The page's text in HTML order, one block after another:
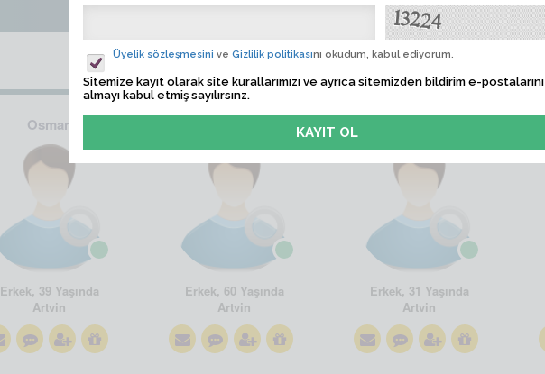
Osman
Erkek, 39 Yaşında
Artvin
Erkek, 60 Yaşında
Artvin
Erkek, 31 Yaşında
Artvin
Üyelik sözleşmesini ve Gizlilik politikasını okudum, kabul ediyorum.
Sitemize kayıt olarak site kurallarımızı ve ayrıca sitemizden bildirim e-postalarını
almayı kabul etmiş sayılırsınz.